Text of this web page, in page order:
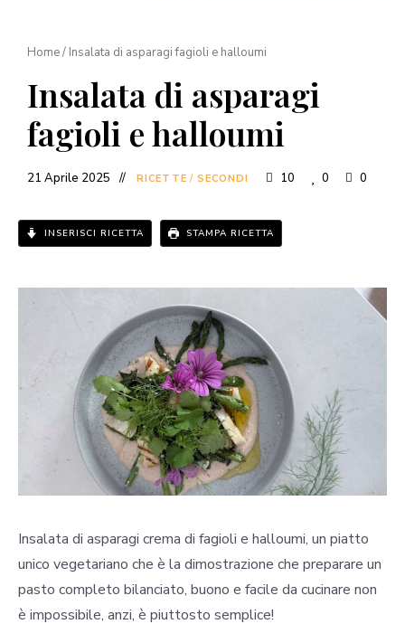
Home/ Insalata di asparagi fagioli e halloumi
Insalata di asparagi
fagioli e halloumi
21 Aprile 2025 RICETTE / SECONDI 10 0 0
INSERISCI RICETTA STAMPA RICETTA
Insalata di asparagi crema di fagioli e halloumi, un piatto
unico vegetariano che è la dimostrazione che preparare un
pasto completo bilanciato, buono e facile da cucinare non
è impossibile, anzi, è piuttosto semplice!